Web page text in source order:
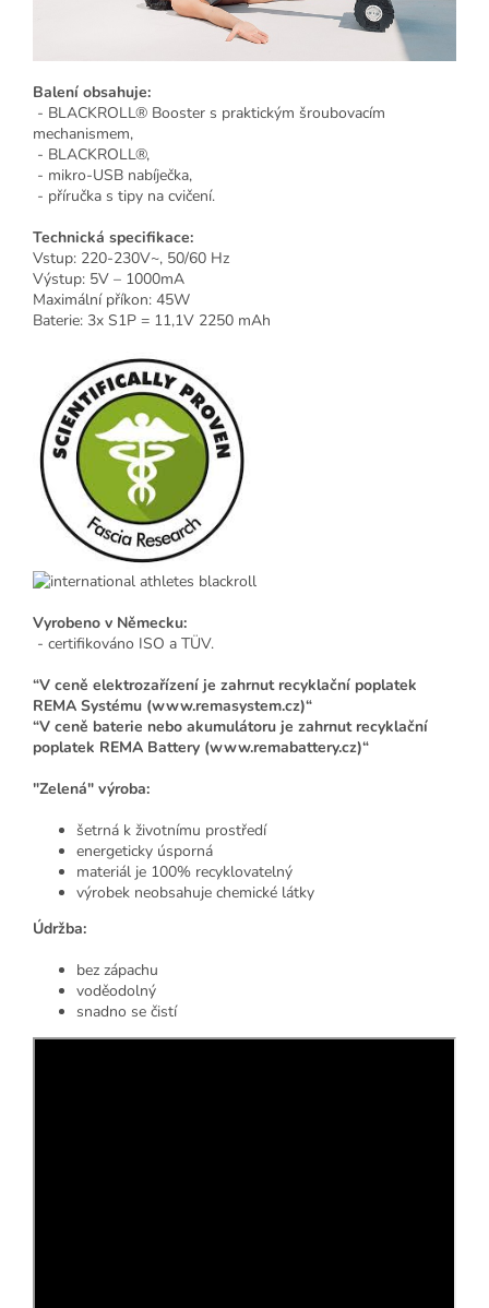
Balení obsahuje:
- BLACKROLL® Booster s praktickým šroubovacím
mechanismem,
- BLACKROLL®,
- mikro-USB nabíječka,
- příručka s tipy na cvičení.
Technická specifikace:
Vstup: 220-230V~, 50/60 Hz
Výstup: 5V – 1000mA
Maximální příkon: 45W
Baterie: 3x S1P = 11,1V 2250 mAh
Vyrobeno v Německu:
- certifikováno ISO a TÜV.
“V ceně elektrozařízení je zahrnut recyklační poplatek
REMA Systému (www.remasystem.cz)“
“V ceně baterie nebo akumulátoru je zahrnut recyklační
poplatek REMA Battery (www.remabattery.cz)“
"Zelená" výroba:
šetrná k životnímu prostředí
energeticky úsporná
materiál je 100% recyklovatelný
výrobek neobsahuje chemické látky
Údržba:
bez zápachu
voděodolný
snadno se čistí